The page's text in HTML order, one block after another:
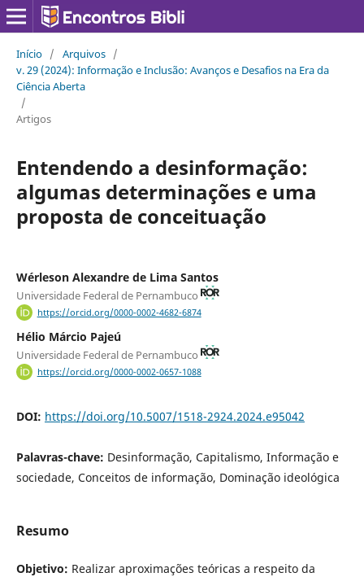
Início / Arquivos /
v. 29 (2024): Informação e Inclusão: Avanços e Desafios na Era da
Ciência Aberta
/
Artigos
Entendendo a desinformação:
algumas determinações e uma
proposta de conceituação
Wérleson Alexandre de Lima Santos
Universidade Federal de Pernambuco
https://orcid.org/0000-0002-4682-6874
Hélio Márcio Pajeú
Universidade Federal de Pernambuco
https://orcid.org/0000-0002-0657-1088
DOI: https://doi.org/10.5007/1518-2924.2024.e95042
Palavras-chave: Desinformação, Capitalismo, Informação e
sociedade, Conceitos de informação, Dominação ideológica
Resumo
Objetivo: Realizar aproximações teóricas a respeito da